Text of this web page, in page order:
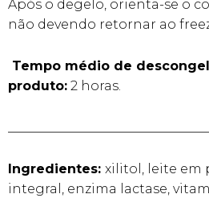
Após o degelo, orienta-se o
não devendo retornar ao
Tempo médio de
produto: 2 horas.
Ingredientes: xilitol, leite em
integral, enzima lactase,